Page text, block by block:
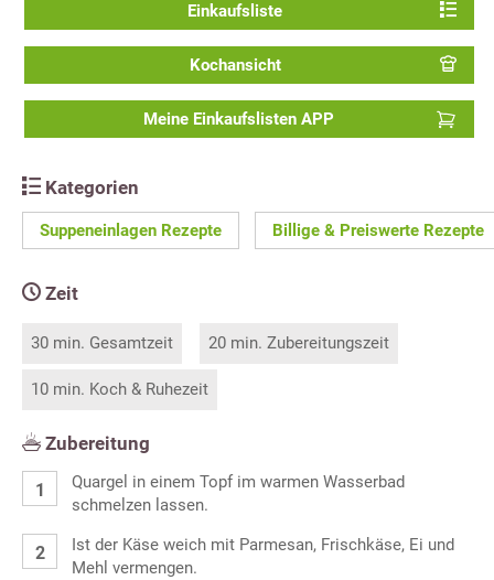
Einkaufsliste
Kochansicht
Meine Einkaufslisten APP
Kategorien
Suppeneinlagen Rezepte Billige & Preiswerte Rezepte
Zeit
30 min. Gesamtzeit 20 min. Zubereitungszeit
10 min. Koch & Ruhezeit
Zubereitung
Quargel in einem Topf im warmen Wasserbad
schmelzen lassen.
Ist der Käse weich mit Parmesan, Frischkäse, Ei und
Mehl vermengen.